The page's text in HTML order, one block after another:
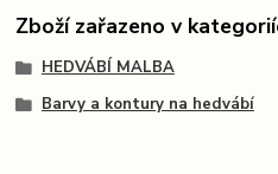
Zboží zařazeno v
HEDVÁBÍ MALBA
Barvy a kontury na hedvábí